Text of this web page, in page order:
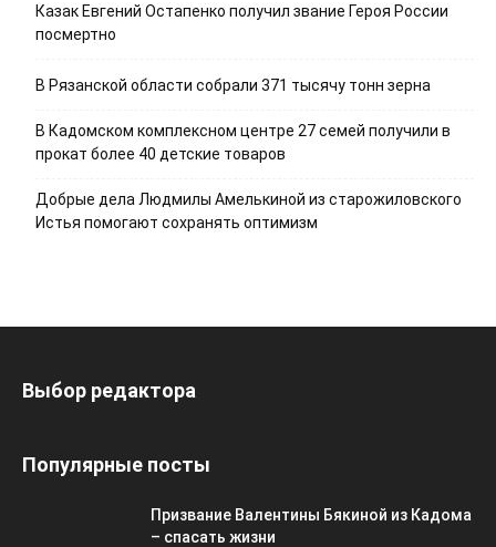
Казак Евгений Остапенко получил звание Героя России
посмертно
В Рязанской области собрали 371 тысячу тонн зерна
В Кадомском комплексном центре 27 семей получили в
прокат более 40 детские товаров
Добрые дела Людмилы Амелькиной из старожиловского
Истья помогают сохранять оптимизм
Выбор редактора
Популярные посты
Призвание Валентины Бякиной из Кадома
– спасать жизни